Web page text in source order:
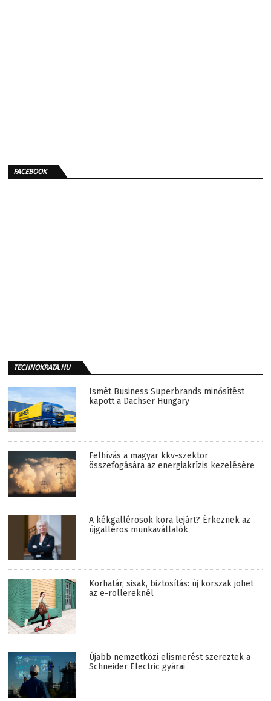
FACEBOOK
TECHNOKRATA.HU
Ismét Business Superbrands minősítést
kapott a Dachser Hungary
Felhívás a magyar kkv-szektor
összefogására az energiakrízis kezelésére
A kékgallérosok kora lejárt? Érkeznek az
újgalléros munkavállalók
Korhatár, sisak, biztosítás: új korszak jöhet
az e-rollereknél
Újabb nemzetközi elismerést szereztek a
Schneider Electric gyárai